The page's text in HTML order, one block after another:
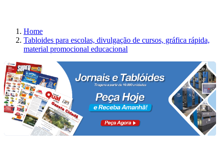
Home
Tabloides para escolas, divulgação de cursos, gráfica rápida,
material promocional educacional